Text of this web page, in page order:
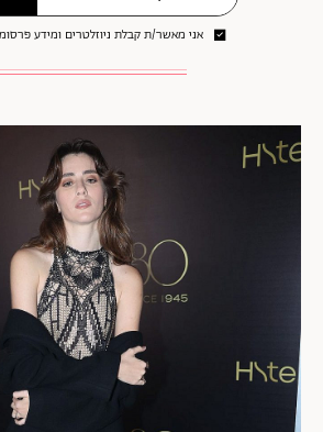
אני מאשר/ת קבלת ניוזלטרים ומידע